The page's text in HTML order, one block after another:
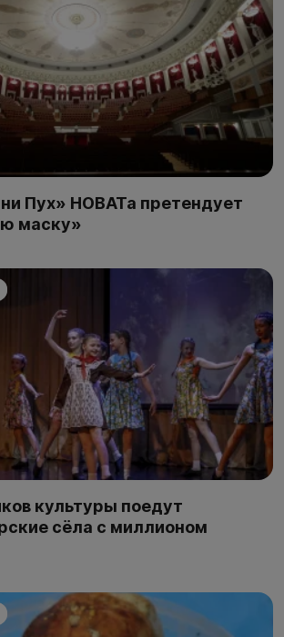
Пух» НОВАТа претендует
маску»
культуры поедут
сёла с миллионом